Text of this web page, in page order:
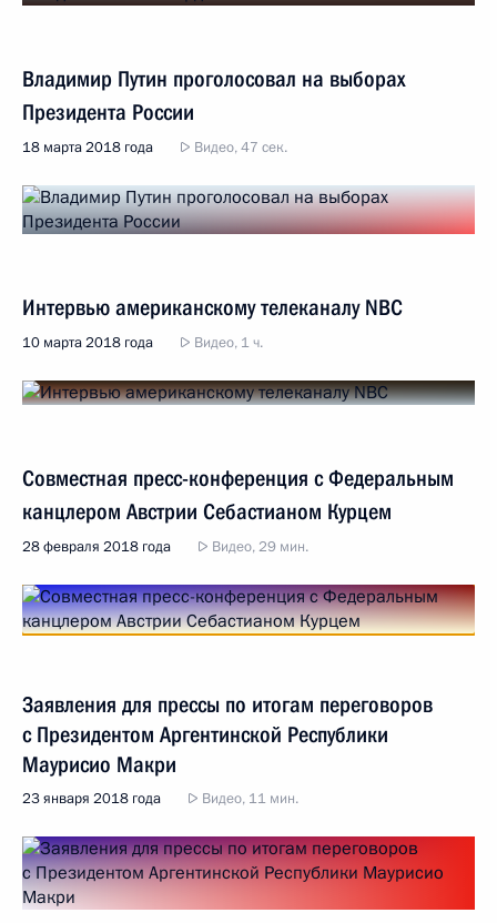
Владимир Путин проголосовал на выборах
Президента России
18 марта 2018 года Видео, 47 сек.
Интервью американскому телеканалу NBC
10 марта 2018 года Видео, 1 ч.
Совместная пресс-конференция с Федеральным
канцлером Австрии Себастианом Курцем
28 февраля 2018 года Видео, 29 мин.
Заявления для прессы по итогам переговоров
с Президентом Аргентинской Республики
Маурисио Макри
23 января 2018 года Видео, 11 мин.